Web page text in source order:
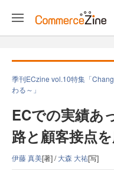
季刊ECzine vol.10特集「
わる～」
ECでの実績
路と顧客接点
伊藤 真美[著] /大森 大祐[写]